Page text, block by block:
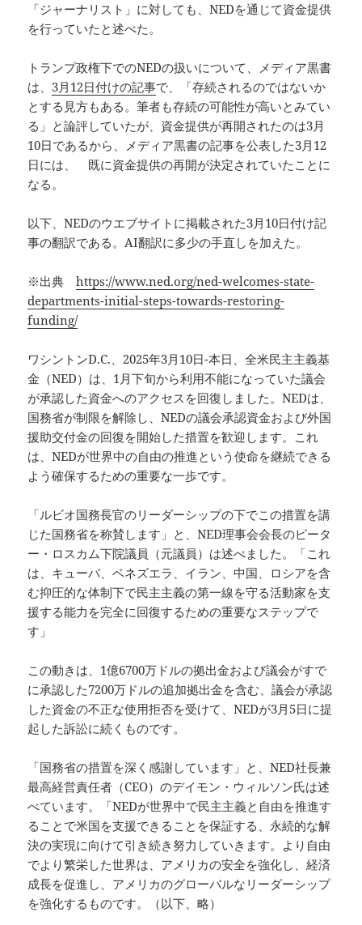
「ジャーナリスト」に対しても、NEDを通じて資金提供
を行っていたと述べた。
トランプ政権下でのNEDの扱いについて、メディア黒書
は、 3月12日付けの記事で、「存続されるのではないか
とする見方もある。筆者も存続の可能性が高いとみてい
る」と論評していたが、資金提供が再開されたのは3月
10日であるから、メディア黒書の記事を公表した3月12
日には、 既に資金提供の再開が決定されていたことに
なる。
以下、NEDのウエブサイトに掲載された3月10日付け記
事の翻訳である。AI翻訳に多少の手直しを加えた。
※出典https://www.ned.org/ned-welcomes-state-
departments-initial-steps-towards-restoring-
funding/
ワシントンD.C.、2025年3月10日-本日、全米民主主義基
金（NED）は、1月下旬から利用不能になっていた議会
が承認した資金へのアクセスを回復しました。NEDは、
国務省が制限を解除し、NEDの議会承認資金および外国
援助交付金の回復を開始した措置を歓迎します。これ
は、NEDが世界中の自由の推進という使命を継続できる
よう確保するための重要な一歩です。
「ルビオ国務長官のリーダーシップの下でこの措置を講
じた国務省を称賛します」と、NED理事会会長のピータ
ー・ロスカム下院議員（元議員）は述べました。「これ
は、キューバ、ベネズエラ、イラン、中国、ロシアを含
む抑圧的な体制下で民主主義の第一線を守る活動家を支
援する能力を完全に回復するための重要なステップで
す」
この動きは、1億6700万ドルの拠出金および議会がすで
に承認した7200万ドルの追加拠出金を含む、議会が承認
した資金の不正な使用拒否を受けて、NEDが3月5日に提
起した訴訟に続くものです。
「国務省の措置を深く感謝しています」と、NED社長兼
最高経営責任者（CEO）のデイモン・ウィルソン氏は述
べています。「NEDが世界中で民主主義と自由を推進す
ることで米国を支援できることを保証する、永続的な解
決の実現に向けて引き続き努力していきます。より自由
でより繁栄した世界は、アメリカの安全を強化し、経済
成長を促進し、アメリカのグローバルなリーダーシップ
を強化するものです。（以下、略）